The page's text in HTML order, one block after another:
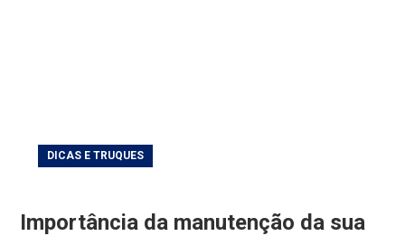
DICAS E TRUQUES
Importância da manutenção da sua